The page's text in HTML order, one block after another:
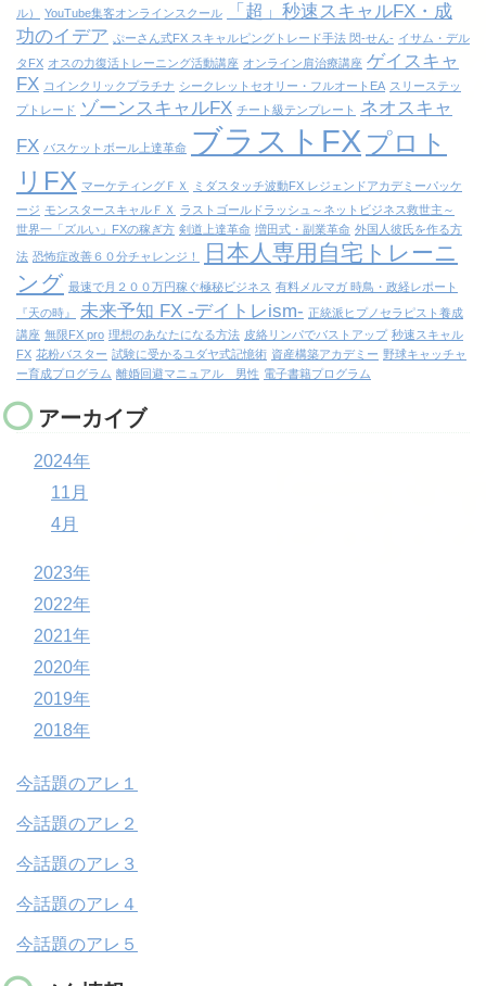
ル）
YouTube集客オンラインスクール
「超」秒速スキャルFX・成
功のイデア
ぷーさん式FX スキャルピングトレード手法 閃-せん- イサム・デル
タFX オスの力復活トレーニング活動講座 オンライン肩治療講座 ゲイスキャ
FX コインクリックプラチナ シークレットセオリー・フルオートEA スリーステッ
プトレード ゾーンスキャルFX チート級テンプレート
ネオスキャ
FX バスケットボール上達革命 ブラストFX プロト
リFX マーケティングＦＸ
ミダスタッチ波動FX レジェンドアカデミーパッケ
ージ モンスタースキャルＦＸ
ラストゴールドラッシュ～ネットビジネス救世主～
世界一「ズルい」FXの稼ぎ方 剣道上達革命 増田式・副業革命 外国人彼氏を作る方
法 恐怖症改善６０分チャレンジ！
日本人専用自宅トレーニ
ング 最速で月２００万円稼ぐ極秘ビジネス 有料メルマガ 時鳥・政経レポート
『天の時』
未来予知 FX -デイトレism- 正統派ヒプノセラピスト養成
講座 無限FX pro 理想のあなたになる方法 皮絡リンパでバストアップ 秒速スキャル
FX 花粉バスター 試験に受かるユダヤ式記憶術 資産構築アカデミー 野球キャッチャ
ー育成プログラム 離婚回避マニュアル 男性 電子書籍プログラム
アーカイブ
2024年
11月
4月
2023年
2022年
2021年
2020年
2019年
2018年
今話題のアレ１
今話題のアレ２
今話題のアレ３
今話題のアレ４
今話題のアレ５